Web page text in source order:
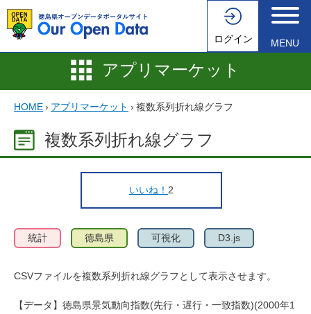
ログイン MENU
アプリマーケット
HOME› アプリマーケット › 複数系列折れ線グラフ
複数系列折れ線グラフ
いいね！ 2
統計 徳島県 可視化 D3.js
CSVファイルを複数系列折れ線グラフとして表示させます。
【データ】徳島県景気動向指数(先行・遅行・一致指数)(2000年1